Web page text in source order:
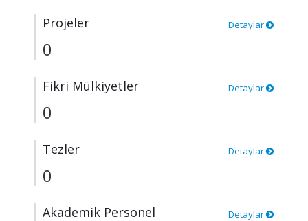
Projeler Detaylar
0
Fikri Mülkiyetler Detaylar
0
Tezler Detaylar
0
Akademik Personel Detaylar